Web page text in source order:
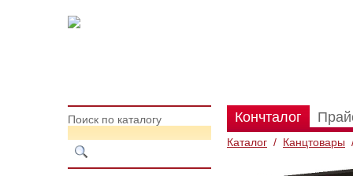
Поиск по каталогу Кончталог
Каталог / Канцтовары